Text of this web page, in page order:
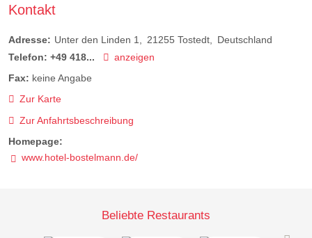
Kontakt
Adresse: Unter den Linden 1 21255 Tostedt
Deutschland
Telefon: +49 418...
anzeigen
Fax: keine Angabe
Zur Karte
Zur Anfahrtsbeschreibung
Homepage:
www.hotel-bostelmann.de/
Beliebte Restaurants